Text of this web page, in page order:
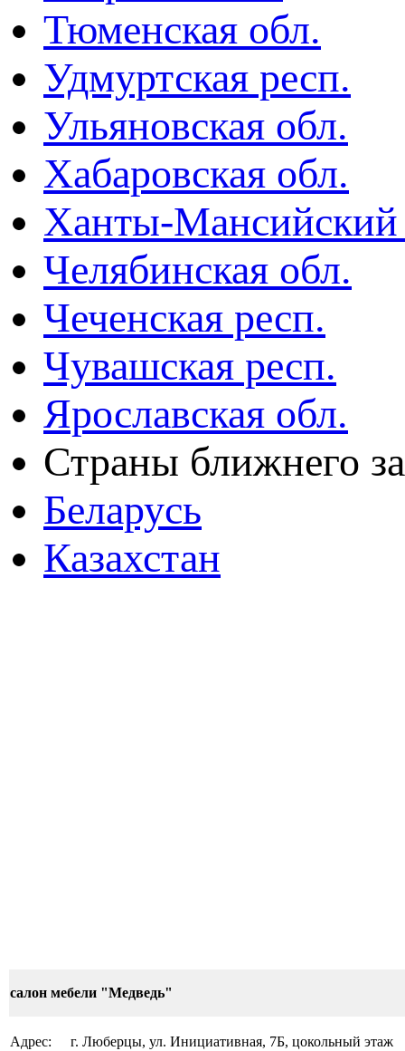
Тюменская обл.
Удмуртская респ.
Ульяновская обл.
Хабаровская обл.
Ханты-
Челябинская обл.
Чеченская респ.
Чувашская респ.
Ярославская обл.
Страны ближнего
Беларусь
Казахстан
салон мебели "Медведь"
Адрес: г. Люберцы, ул. Инициативная, 7Б, цокольный этаж